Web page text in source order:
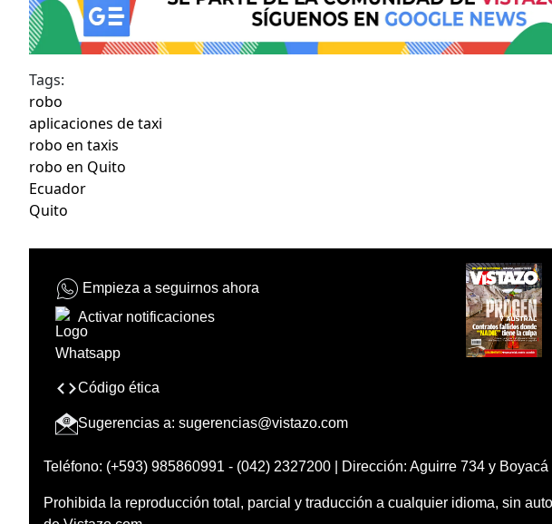
Tags:
robo
aplicaciones de taxi
robo en taxis
robo en Quito
Ecuador
Quito
Empieza a seguirnos ahora
Activar notificaciones
Código ética
Sugerencias a: sugerencias@vistazo.com
Teléfono: (+593) 985860991 - (042) 2327200 | Dirección: Aguirre 734 y Boyacá
Prohibida la reproducción total, parcial y traducción a cualquier idioma, sin